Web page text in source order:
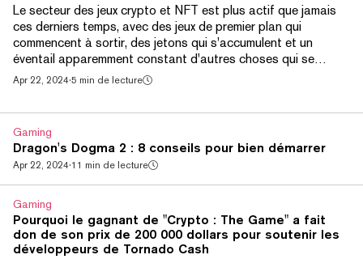
Le secteur des jeux crypto et NFT est plus actif que jamais
ces derniers temps, avec des jeux de premier plan qui
commencent à sortir, des jetons qui s'accumulent et un
éventail apparemment constant d'autres choses qui se
produisent à tout moment. C'est beaucoup à assimiler !
Heureusement, GG est au cœur de l'action. Et si vous avez
nous sommes heureux de vous présenter This Week in...
Apr 22, 2024·5 min de lecture
Gaming
Dragon's Dogma 2 : 8 conseils pour bien démarrer
Apr 22, 2024·11 min de lecture
Gaming
Pourquoi le gagnant de "Crypto : The Game" a fait
don de son prix de 200 000 dollars pour soutenir les
développeurs de Tornado Cash